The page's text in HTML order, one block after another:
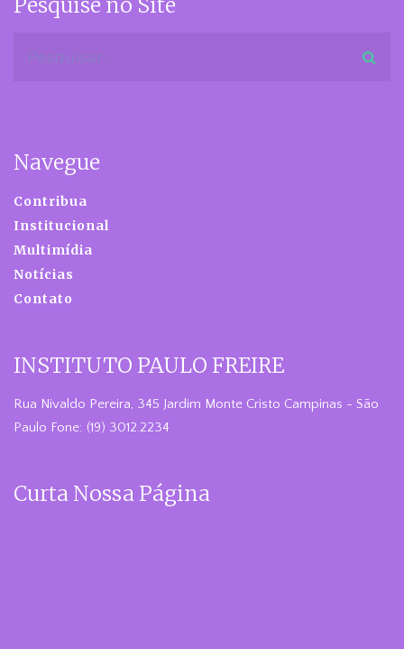
Navegue
Contribua
Institucional
Multimídia
Notícias
Contato
INSTITUTO PAULO FREIRE
Rua Nivaldo Pereira, 345 Jardim Monte Cristo Campinas - São
Paulo Fone: (19) 3012.2234
Curta Nossa Página